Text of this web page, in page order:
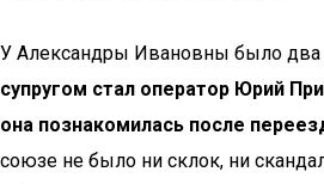
У Александры Ивановны было два
супругом стал оператор Юрий
она познакомилась после
союзе не было ни склок, ни